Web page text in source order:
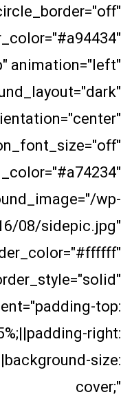
2016/08/
left: